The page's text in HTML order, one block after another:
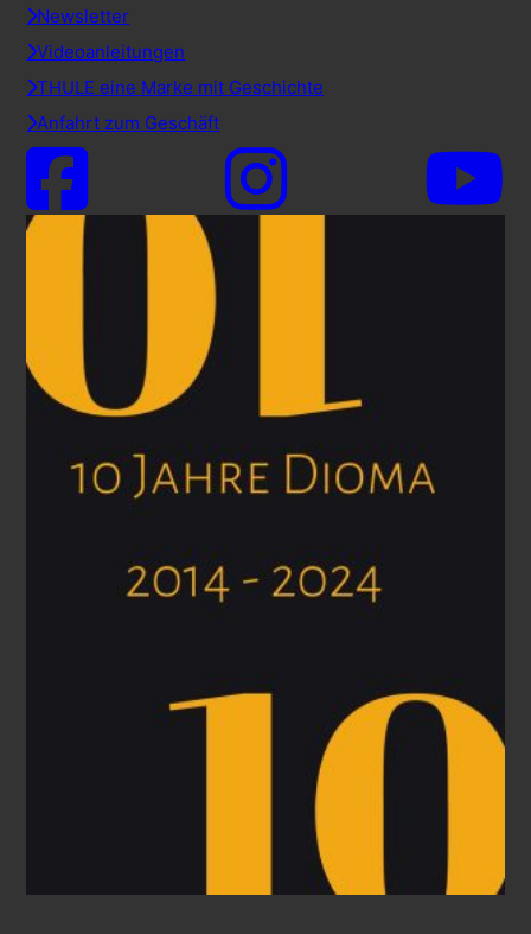
Newsletter
Videoanleitungen
THULE eine Marke mit Geschichte
Anfahrt zum Geschäft